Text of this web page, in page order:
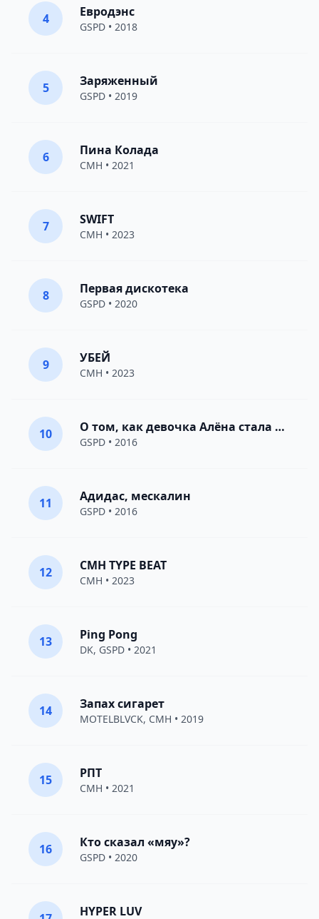
4 Евродэнс
GSPD • 2018
5 Заряженный
GSPD • 2019
6 Пина Колада
CMH • 2021
7 SWIFT
CMH • 2023
8 Первая дискотека
GSPD • 2020
9 УБЕЙ
CMH • 2023
10 О том, как девочка Алёна стала женщиной
GSPD • 2016
11 Адидас, мескалин
GSPD • 2016
12 CMH TYPE BEAT
CMH • 2023
13 Ping Pong
DK, GSPD • 2021
14 Запах сигарет
MOTELBLVCK, CMH • 2019
15 РПТ
CMH • 2021
16 Кто сказал «мяу»?
GSPD • 2020
HYPER LUV